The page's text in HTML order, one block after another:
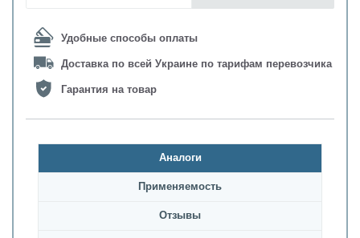
Удобные способы оплаты
Доставка по всей Украине по тарифам перевозчика
Гарантия на товар
Аналоги
Применяемость
Oтзывы